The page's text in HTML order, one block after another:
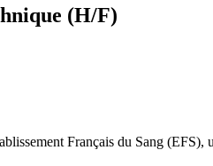
(H/F)
Français du Sang